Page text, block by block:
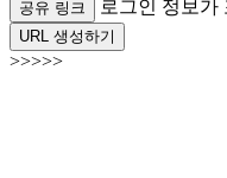
공유 링크 로그인 정보가
URL 생성하기
>>>>>